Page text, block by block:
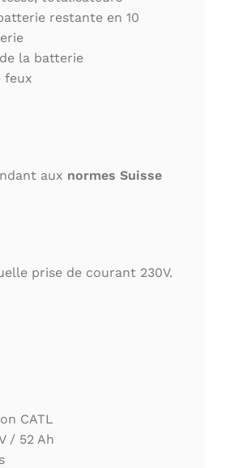
restante en 10
la batterie
feux
aux normes Suisse
prise de courant 230V.
CATL
/ 52 Ah